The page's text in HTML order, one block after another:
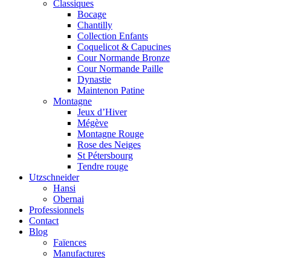
Classiques
Bocage
Chantilly
Collection Enfants
Coquelicot & Capucines
Cour Normande Bronze
Cour Normande Paille
Dynastie
Maintenon Patine
Montagne
Jeux d’Hiver
Mégève
Montagne Rouge
Rose des Neiges
St Pétersbourg
Tendre rouge
Utzschneider
Hansi
Obernai
Professionnels
Contact
Blog
Faïences
Manufactures